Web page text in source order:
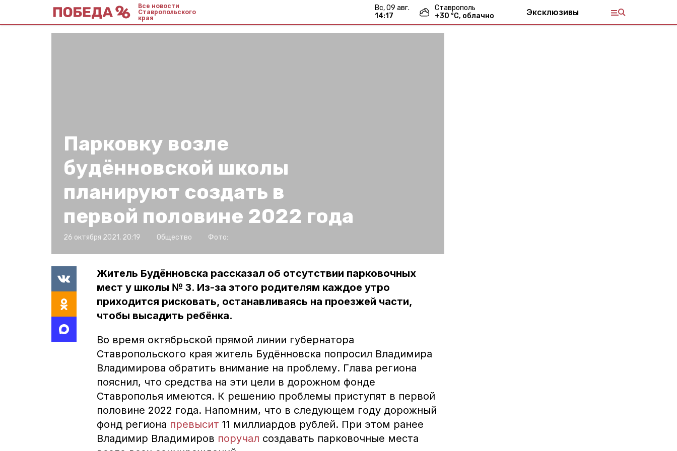
Все новости
Ставропольского
края
вс, 09 авг.
14:17
Ставрополь
+30 °С, облачно Эксклюзивы
Парковку возле
будённовской школы
планируют создать в
первой половине 2022 года
26 октября 2021, 20:19 Общество Фото:
Житель Будённовска рассказал об отсутствии парковочных
мест у школы № 3. Из-за этого родителям каждое утро
приходится рисковать, останавливаясь на проезжей части,
чтобы высадить ребёнка.
Во время октябрьской прямой линии губернатора
Ставропольского края житель Будённовска попросил Владимира
Владимирова обратить внимание на проблему. Глава региона
пояснил, что средства на эти цели в дорожном фонде
Ставрополья имеются. К решению проблемы приступят в первой
половине 2022 года. Напомним, что в следующем году дорожный
фонд региона превысит 11 миллиардов рублей. При этом ранее
Владимир Владимиров поручал создавать парковочные места